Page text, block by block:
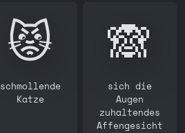
😾
schmollende
Katze
🙈
sich die
Augen
zuhaltendes
Affengesicht